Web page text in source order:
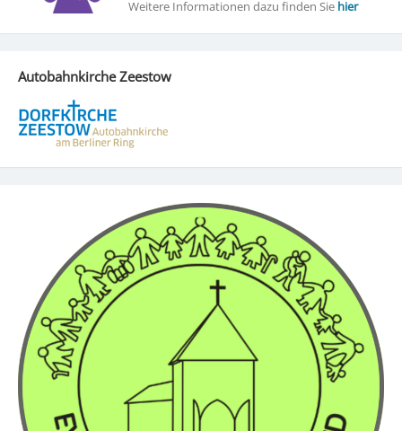
Weitere Informationen dazu finden Sie hier
Autobahnkirche Zeestow